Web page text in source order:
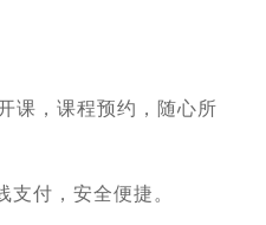
课，课程预约，随心所
付，安全便捷。